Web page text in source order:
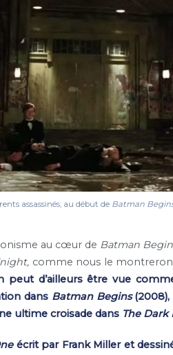
assassinés, au début de Batman
au cœur de Batman
comme nous le
d’ailleurs être vue
dans Batman Begins(2008),
ultime croisade dans The Dark
écrit par Frank Miller et